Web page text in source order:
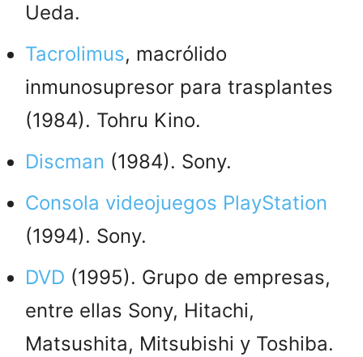
Ueda.
Tacrolimus, macrólido
inmunosupresor para trasplantes
(1984). Tohru Kino.
Discman (1984). Sony.
Consola videojuegos PlayStation
(1994). Sony.
DVD (1995). Grupo de empresas,
entre ellas Sony, Hitachi,
Matsushita, Mitsubishi y Toshiba.